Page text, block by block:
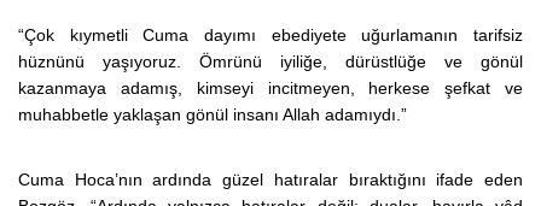
“Çok kıymetli Cuma dayımı ebediyete uğurlamanın tarifsiz
hüznünü yaşıyoruz. Ömrünü iyiliğe, dürüstlüğe ve gönül
kazanmaya adamış, kimseyi incitmeyen, herkese şefkat ve
muhabbetle yaklaşan gönül insanı Allah adamıydı.”
Cuma Hoca’nın ardında güzel hatıralar bıraktığını ifade eden